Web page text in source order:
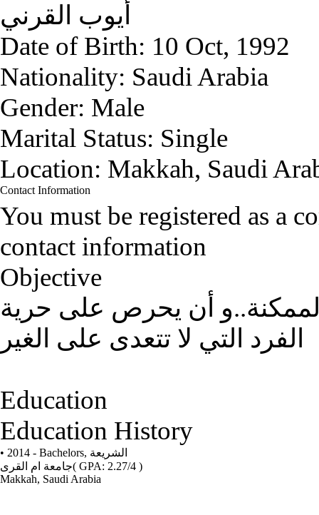
أيوب القرني
Date of Birth: 10 Oct, 1992
Nationality: Saudi Arabia
Gender: Male
Marital Status: Single
Location: Makkah, Saudi
Contact Information
You must be registered as a
contact information
Objective
أن يحرص على حرية
الفرد التي لا تتعدى على الغير
Education
Education History
• 2014 - Bachelors, الشريعة
جامعة ام القرى( GPA: 2.27/4 )
Makkah, Saudi Arabia